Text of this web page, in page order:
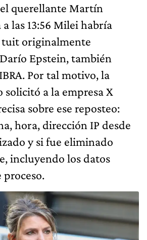
querellante Martín
a las 13:56 Milei habría
tuit originalmente
Epstein, también
Por tal motivo, la
solicitó a la empresa X
sobre ese reposteo:
hora, dirección IP desde
y si fue eliminado
incluyendo los datos
proceso.